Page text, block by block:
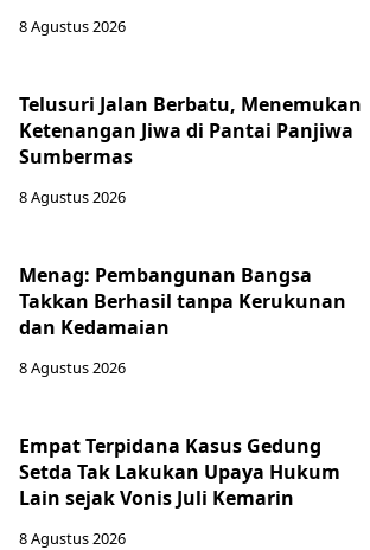
8 Agustus 2026
Telusuri Jalan Berbatu, Menemukan
Ketenangan Jiwa di Pantai Panjiwa
Sumbermas
8 Agustus 2026
Menag: Pembangunan Bangsa
Takkan Berhasil tanpa Kerukunan
dan Kedamaian
8 Agustus 2026
Empat Terpidana Kasus Gedung
Setda Tak Lakukan Upaya Hukum
Lain sejak Vonis Juli Kemarin
8 Agustus 2026